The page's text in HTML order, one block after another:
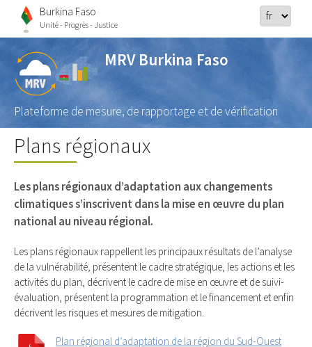
Burkina Faso
Unité - Progrès - Justice
MRV Burkina Faso
Plateforme de mesure, de rapportage et de vérification
Plans régionaux
Les plans régionaux d’adaptation aux changements
climatiques s’inscrivent dans la mise en œuvre du plan
national au niveau régional.
Les plans régionaux rappellent les principaux résultats de l’analyse
de la vulnérabilité, présentent le cadre stratégique, les actions et les
activités du plan, décrivent le cadre de mise en œuvre et de suivi-
évaluation, présentent la programmation et le financement et enfin
décrivent les risques et mesures de mitigation.
Plan régional d’adaptation de la région du Sud-Ouest